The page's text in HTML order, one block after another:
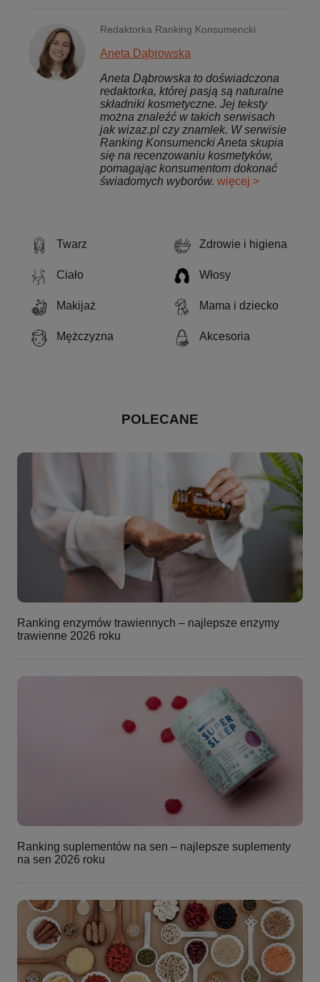
Twarz Zdrowie i higiena
Ciało Włosy
Makijaż Mama i dziecko
Mężczyzna Akcesoria
POLECANE
Ranking enzymów trawiennych – najlepsze enzymy
trawienne 2026 roku
Ranking suplementów na sen – najlepsze suplementy
na sen 2026 roku
Redaktorka Ranking Konsumencki
Aneta Dąbrowska
Aneta Dąbrowska to doświadczona
redaktorka, której pasją są naturalne
składniki kosmetyczne. Jej teksty
można znaleźć w takich serwisach
jak wizaz.pl czy znamlek. W serwisie
Ranking Konsumencki Aneta skupia
się na recenzowaniu kosmetyków,
pomagając konsumentom dokonać
świadomych wyborów. więcej >